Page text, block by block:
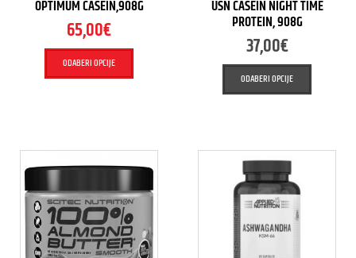
OPTIMUM CASEIN,908G
65,00€
ODABERI OPCIJE
USN CASEIN NIGHT TIME
PROTEIN, 908G
37,00€
ODABERI OPCIJE